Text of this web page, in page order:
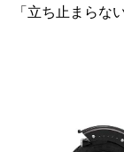
「立ち止まらな